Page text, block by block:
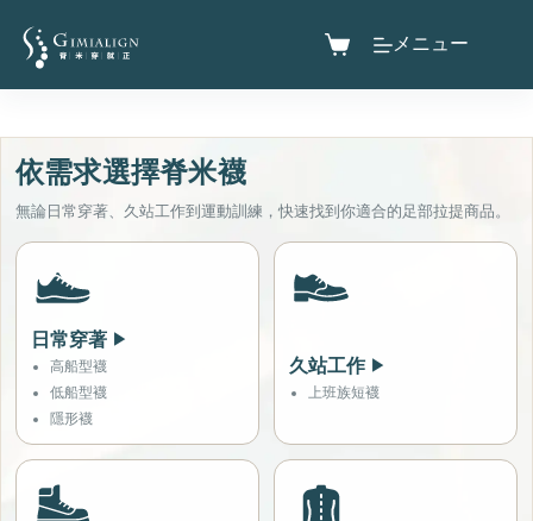
メニュー
依需求選擇脊米襪
無論日常穿著、久站工作到運動訓練，快速找到你適合的足部拉提商品。
日常穿著 ▶
高船型襪
低船型襪
隱形襪
久站工作 ▶
上班族短襪